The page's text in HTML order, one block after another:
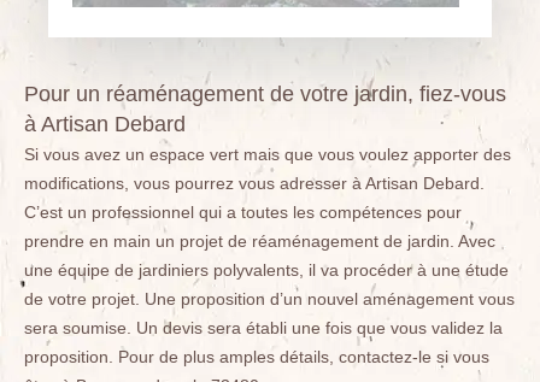
Pour un réaménagement de votre jardin, fiez-vous
à Artisan Debard
Si vous avez un espace vert mais que vous voulez apporter des
modifications, vous pourrez vous adresser à Artisan Debard.
C’est un professionnel qui a toutes les compétences pour
prendre en main un projet de réaménagement de jardin. Avec
une équipe de jardiniers polyvalents, il va procéder à une étude
de votre projet. Une proposition d’un nouvel aménagement vous
sera soumise. Un devis sera établi une fois que vous validez la
proposition. Pour de plus amples détails, contactez-le si vous